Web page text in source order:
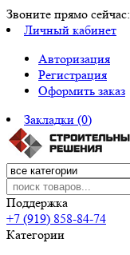
Звоните прямо сейчас:
Личный кабинет
Авторизация
Регистрация
Оформить заказ
Закладки (0)
Поддержка
+7 (919) 858-84-74
Категории